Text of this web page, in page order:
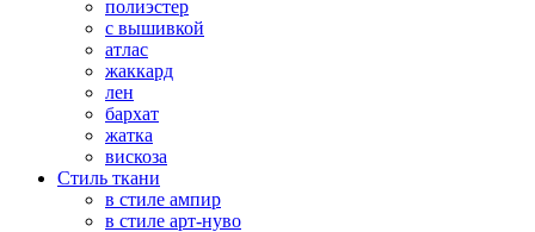
полиэстер
с вышивкой
атлас
жаккард
лен
бархат
жатка
вискоза
Стиль ткани
в стиле ампир
в стиле арт-нуво